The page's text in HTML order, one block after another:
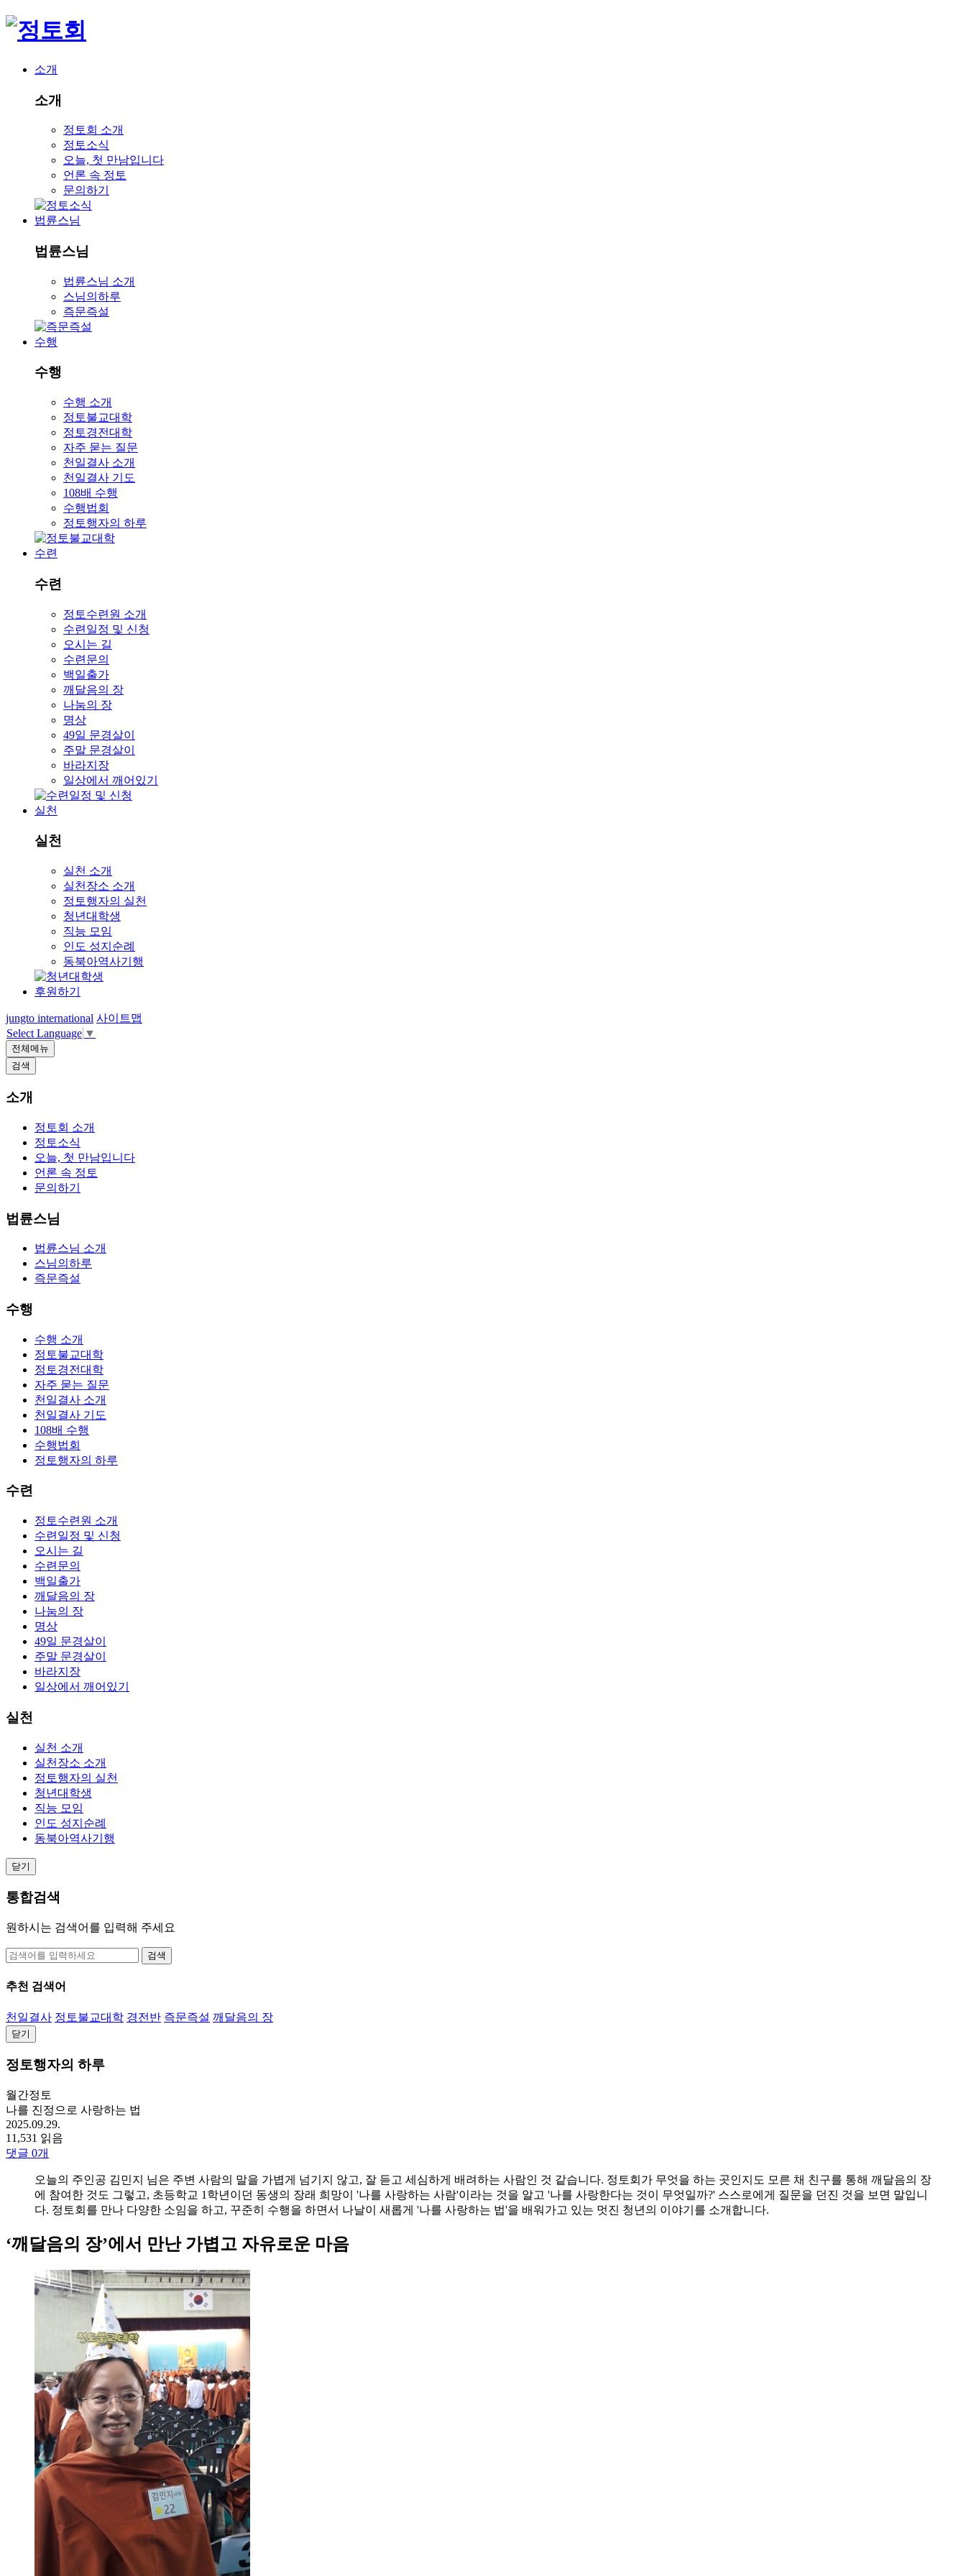
소개
소개
정토회 소개
정토소식
오늘, 첫 만남입니다
언론 속 정토
문의하기
법륜스님
법륜스님
법륜스님 소개
스님의하루
즉문즉설
수행
수행
수행 소개
정토불교대학
정토경전대학
자주 묻는 질문
천일결사 소개
천일결사 기도
108배 수행
수행법회
정토행자의 하루
수련
수련
정토수련원 소개
수련일정 및 신청
오시는 길
수련문의
백일출가
깨달음의 장
나눔의 장
명상
49일 문경살이
주말 문경살이
바라지장
일상에서 깨어있기
실천
실천
실천 소개
실천장소 소개
정토행자의 실천
청년대학생
직능 모임
인도 성지순례
동북아역사기행
후원하기
jungto international 사이트맵
Select Language ▼
전체메뉴
검색
소개
정토회 소개
정토소식
오늘, 첫 만남입니다
언론 속 정토
문의하기
법륜스님
법륜스님 소개
스님의하루
즉문즉설
수행
수행 소개
정토불교대학
정토경전대학
자주 묻는 질문
천일결사 소개
천일결사 기도
108배 수행
수행법회
정토행자의 하루
수련
정토수련원 소개
수련일정 및 신청
오시는 길
수련문의
백일출가
깨달음의 장
나눔의 장
명상
49일 문경살이
주말 문경살이
바라지장
일상에서 깨어있기
실천
실천 소개
실천장소 소개
정토행자의 실천
청년대학생
직능 모임
인도 성지순례
동북아역사기행
닫기
통합검색
원하시는 검색어를 입력해 주세요
검색
추천 검색어
천일결사 정토불교대학 경전반 즉문즉설 깨달음의 장
닫기
정토행자의 하루
월간정토
나를 진정으로 사랑하는 법
2025.09.29.
11,531 읽음
댓글 0개
오늘의 주인공 김민지 님은 주변 사람의 말을 가볍게 넘기지 않고, 잘 듣고 세심하게 배려하는 사람인 것 같습니다. 정토회가 무엇을 하는 곳인지도 모른 채 친구를 통해 깨달음의 장
에 참여한 것도 그렇고, 초등학교 1학년이던 동생의 장래 희망이 '나를 사랑하는 사람'이라는 것을 알고 '나를 사랑한다는 것이 무엇일까?' 스스로에게 질문을 던진 것을 보면 말입니
다. 정토회를 만나 다양한 소임을 하고, 꾸준히 수행을 하면서 나날이 새롭게 '나를 사랑하는 법'을 배워가고 있는 멋진 청년의 이야기를 소개합니다.
‘깨달음의 장’에서 만난 가볍고 자유로운 마음